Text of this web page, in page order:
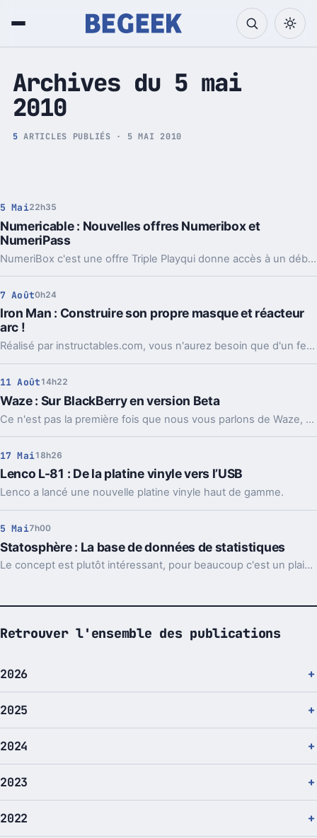
Tech et Pop culture
Archives du 5 mai
2010
5 ARTICLES PUBLIÉS · 5 MAI 2010
5 Mai22h35
Numericable : Nouvelles offres Numeribox et
NumeriPass
NumeriBox c'est une offre Triple Playqui donne accès à un débit allant de 30 à 100 mégas avec téléphone illimité en France et 120 chaines pour 29,90€.
7 Août0h24
Iron Man : Construire son propre masque et réacteur
arc !
Réalisé par instructables.com, vous n'aurez besoin que d'un fer à souder et de quelques outils.
11 Août 14h22
Waze : Sur BlackBerry en version Beta
Ce n'est pas la première fois que nous vous parlons de Waze, c'est un GPS gratuit et surtout social qui fonctionne autour d'une communauté d'utilisateurs grandissante.
17 Mai18h26
Lenco L-81 : De la platine vinyle vers l’USB
Lenco a lancé une nouvelle platine vinyle haut de gamme.
5 Mai7h00
Statosphère : La base de données de statistiques
Le concept est plutôt intéressant, pour beaucoup c'est un plaisir de voir les chiffres, de constater l'évolution des choses dans tel ou tel domaine et cet outil va permettre de mieux effectuer cette veille.
Retrouver l'ensemble des publications
2026
2025
2024
2023
2022